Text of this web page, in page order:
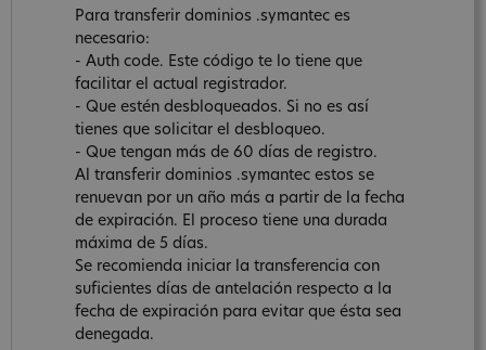
Para transferir dominios .symantec es
necesario:
- Auth code. Este código te lo tiene que
facilitar el actual registrador.
- Que estén desbloqueados. Si no es así
tienes que solicitar el desbloqueo.
- Que tengan más de 60 días de registro.
Al transferir dominios .symantec estos se
renuevan por un año más a partir de la fecha
de expiración. El proceso tiene una durada
máxima de 5 días.
Se recomienda iniciar la transferencia con
suficientes días de antelación respecto a la
fecha de expiración para evitar que ésta sea
denegada.